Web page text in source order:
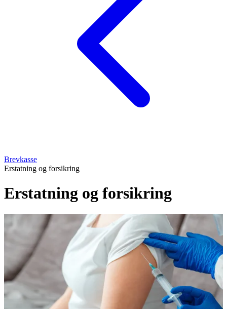
Brevkasse
Erstatning og forsikring
Erstatning og forsikring